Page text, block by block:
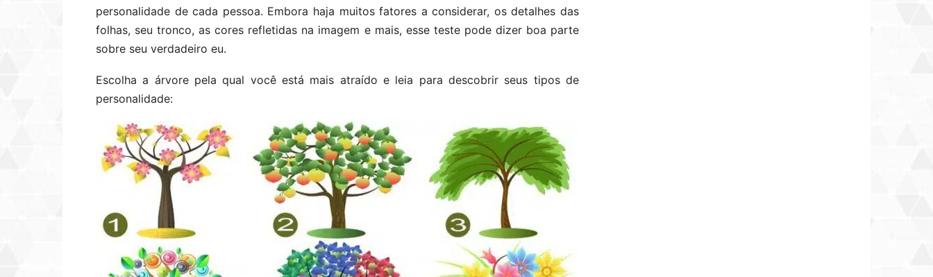
personalidade de cada pessoa. Embora haja muitos fatores a considerar, os detalhes das
folhas, seu tronco, as cores refletidas na imagem e mais, esse teste pode dizer boa parte
sobre seu verdadeiro eu.
Escolha a árvore pela qual você está mais atraído e leia para descobrir seus tipos de
personalidade: